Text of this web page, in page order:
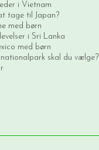
i Vietnam
tage til Japan?
med børn
i Sri Lanka
med børn
nationalpark skal du vælge?